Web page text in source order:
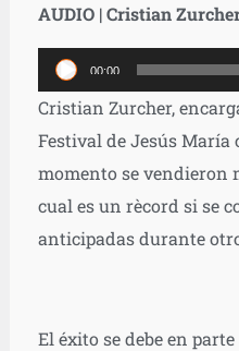
AUDIO | Cristian
Reproductor
de
audio
00:00
Cristian Zurcher,
Festival de Jesús María
momento se vendieron
cual es un rècord si se
anticipadas durante
El éxito se debe en